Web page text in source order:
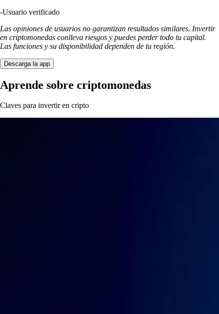
-Usuario verificado
Las opiniones de usuarios no garantizan resultados similares. Invertir
en criptomonedas conlleva riesgos y puedes perder todo tu capital.
Las funciones y su disponibilidad dependen de tu región.
Descarga la app
Aprende sobre criptomonedas
Claves para invertir en cripto